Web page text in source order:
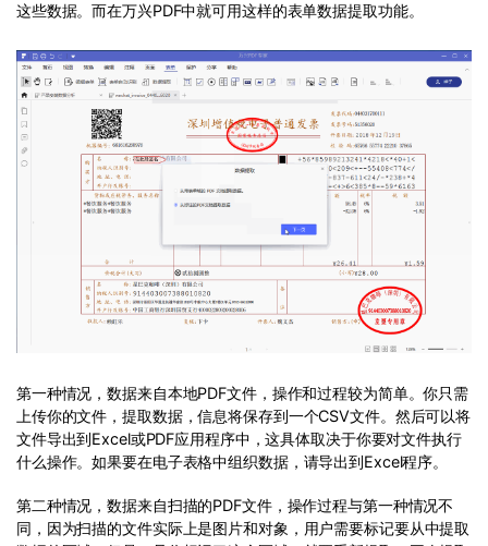
这些数据。而在万兴PDF中就可用这样的表单数据提取功能。
第一种情况，数据来自本地PDF文件，操作和过程较为简单。你只需
上传你的文件，提取数据，信息将保存到一个CSV文件。然后可以将
文件导出到Excel或PDF应用程序中，这具体取决于你要对文件执行
什么操作。如果要在电子表格中组织数据，请导出到Excel程序。
第二种情况，数据来自扫描的PDF文件，操作过程与第一种情况不
同，因为扫描的文件实际上是图片和对象，用户需要标记要从中提取